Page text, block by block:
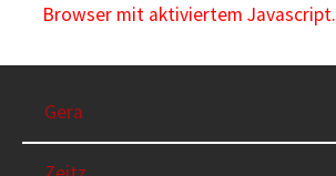
Browser mit aktiviertem Javascript.
Gera